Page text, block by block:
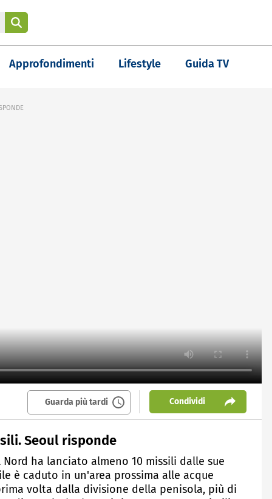
Approfondimenti Lifestyle Guida TV
Guarda più tardi Condividi
Seoul risponde
Nord ha lanciato almeno 10 missili dalle sue
è caduto in un'area prossima alle acque
volta dalla divisione della penisola, più di